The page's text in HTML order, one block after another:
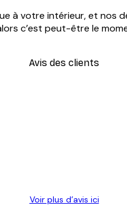
votre intérieur, et nos
c’est peut-être le
Avis des clients
Voir plus d’avis ici